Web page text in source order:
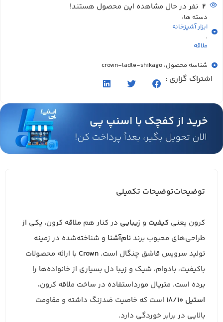
2 نفر در حال مشاهده این محصول هستند!
دسته ها:
ابزار آشپزخانه
,
ملاقه
شناسه محصول: crown-ladle-shikago
اشتراک گزاری :
توضیحاتتوضیحات تکمیلی
کرون یعنی کیفیت و زیبایی در کنار هم ملاقه کرون، یکی از
طراحی‌های محبوب برندنام‌آشنا و شناخته‌شده در زمینه
تولید سرویس قاشق چنگال است. Crown با ارائه محصولات
باکیفیت، بادوام، شیک و زیبا دل بسیاری از خانواده‌ها را
برده است. متریال مورداستفاده در ساخت ملاقه کرون،
استیل 18/10
است که خاصیت ضدزنگ داشته و مقاومت
بالایی در برابر خوردگی دارد.